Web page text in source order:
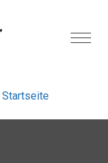
Startseite